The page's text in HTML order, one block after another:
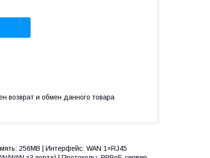
возврат и обмен данного товара
256MB | Интерфейс: WAN 1×RJ45